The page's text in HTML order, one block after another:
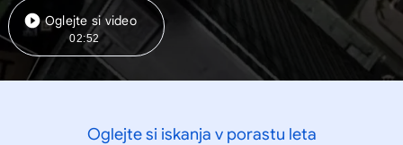
Oglejte si video
02:52
Oglejte si iskanja v porastu leta